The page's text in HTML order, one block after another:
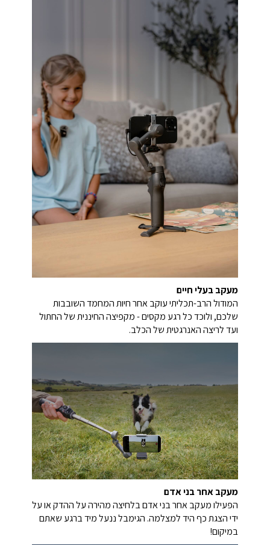
מעקב בעלי חיים
המודול הרב-תכליתי עוקב אחר חיות המחמד השובבות
שלכם, ולוכד כל רגע מקסים - מקפיצה החיננית של החתול
ועד לריצה האנרגטית של הכלב.
מעקב אחר בני אדם
הפעילו מעקב אחר בני אדם בלחיצה מהירה על ההדק או על
ידי הצגת כף היד למצלמה. הגימבל ננעל מיד ברגע שאתם
במיקום!